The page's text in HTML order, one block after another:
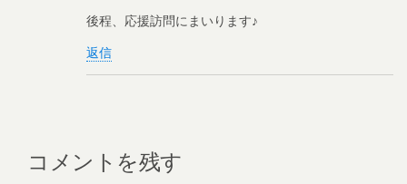
後程、応援訪問にまいります♪
返信
コメントを残す